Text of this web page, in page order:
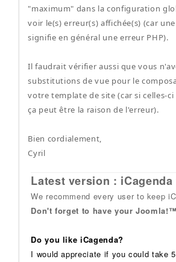
"maximum" dans la configuration
voir le(s) erreur(s) affichée(s) (car
signifie en général une erreur PHP).
Il faudrait vérifier aussi que vous
substitutions de vue pour le
votre template de site (car si celles-
ça peut être la raison de l'erreur).
Bien cordialement,
Cyril
Latest version : iCagenda
We recommend every user to keep
Don't forget to have your
Do you like iCagenda?
I would appreciate if you could take